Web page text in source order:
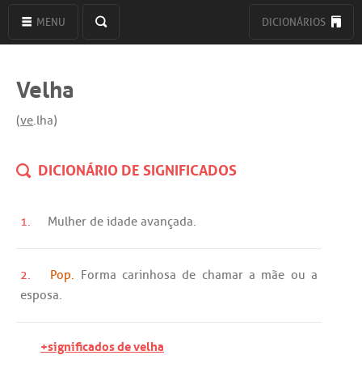
MENU DICIONÁRIOS
Velha
(ve.lha)
DICIONÁRIO DE SIGNIFICADOS
1. Mulher de idade avançada.
2. Pop. Forma carinhosa de chamar a mãe ou a
esposa.
+significados de velha